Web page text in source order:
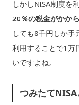
しかしNISA制度を
20％の税金がかか
しても8千円しか手
利用することで1万
いですよね。
つみたてNISA